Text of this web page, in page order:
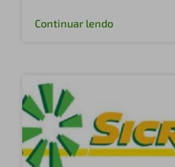
Continuar lendo